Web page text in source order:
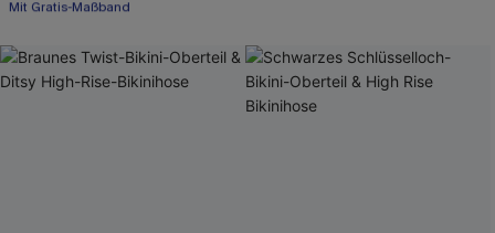
Separate Größen